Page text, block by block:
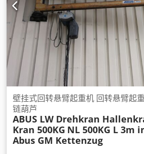
壁挂式回转悬臂起重机 回转悬臂起
链葫芦
ABUS LW Drehkran
Kran 500KG NL 500KG L 3m
Abus GM Kettenzug